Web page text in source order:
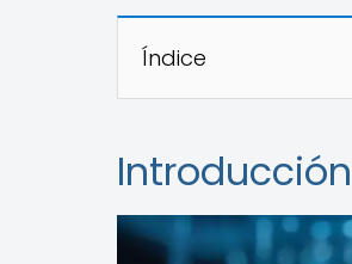
Índice
Introducción